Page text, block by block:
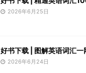
2026年6月25日
好书下载 | 图解英语词汇一
2026年6月24日